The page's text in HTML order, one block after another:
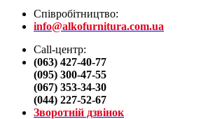
Співробітництво:
info@alkofurnitura.com.ua
Call-центр:
(063) 427-40-77
(095) 300-47-55
(067) 353-34-30
(044) 227-52-67
Зворотній дзвінок